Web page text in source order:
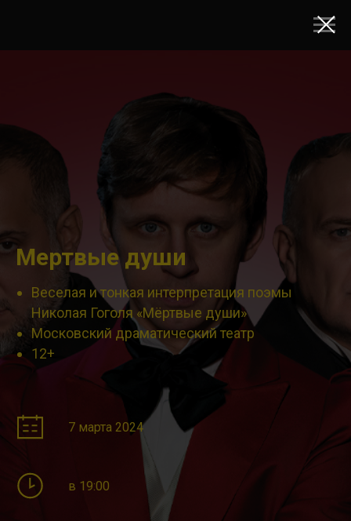
Мертвые души
Веселая и тонкая интерпретация поэмы
Николая Гоголя «Мёртвые души»
Московский драматический театр
12+
7 марта 2024
в 19:00